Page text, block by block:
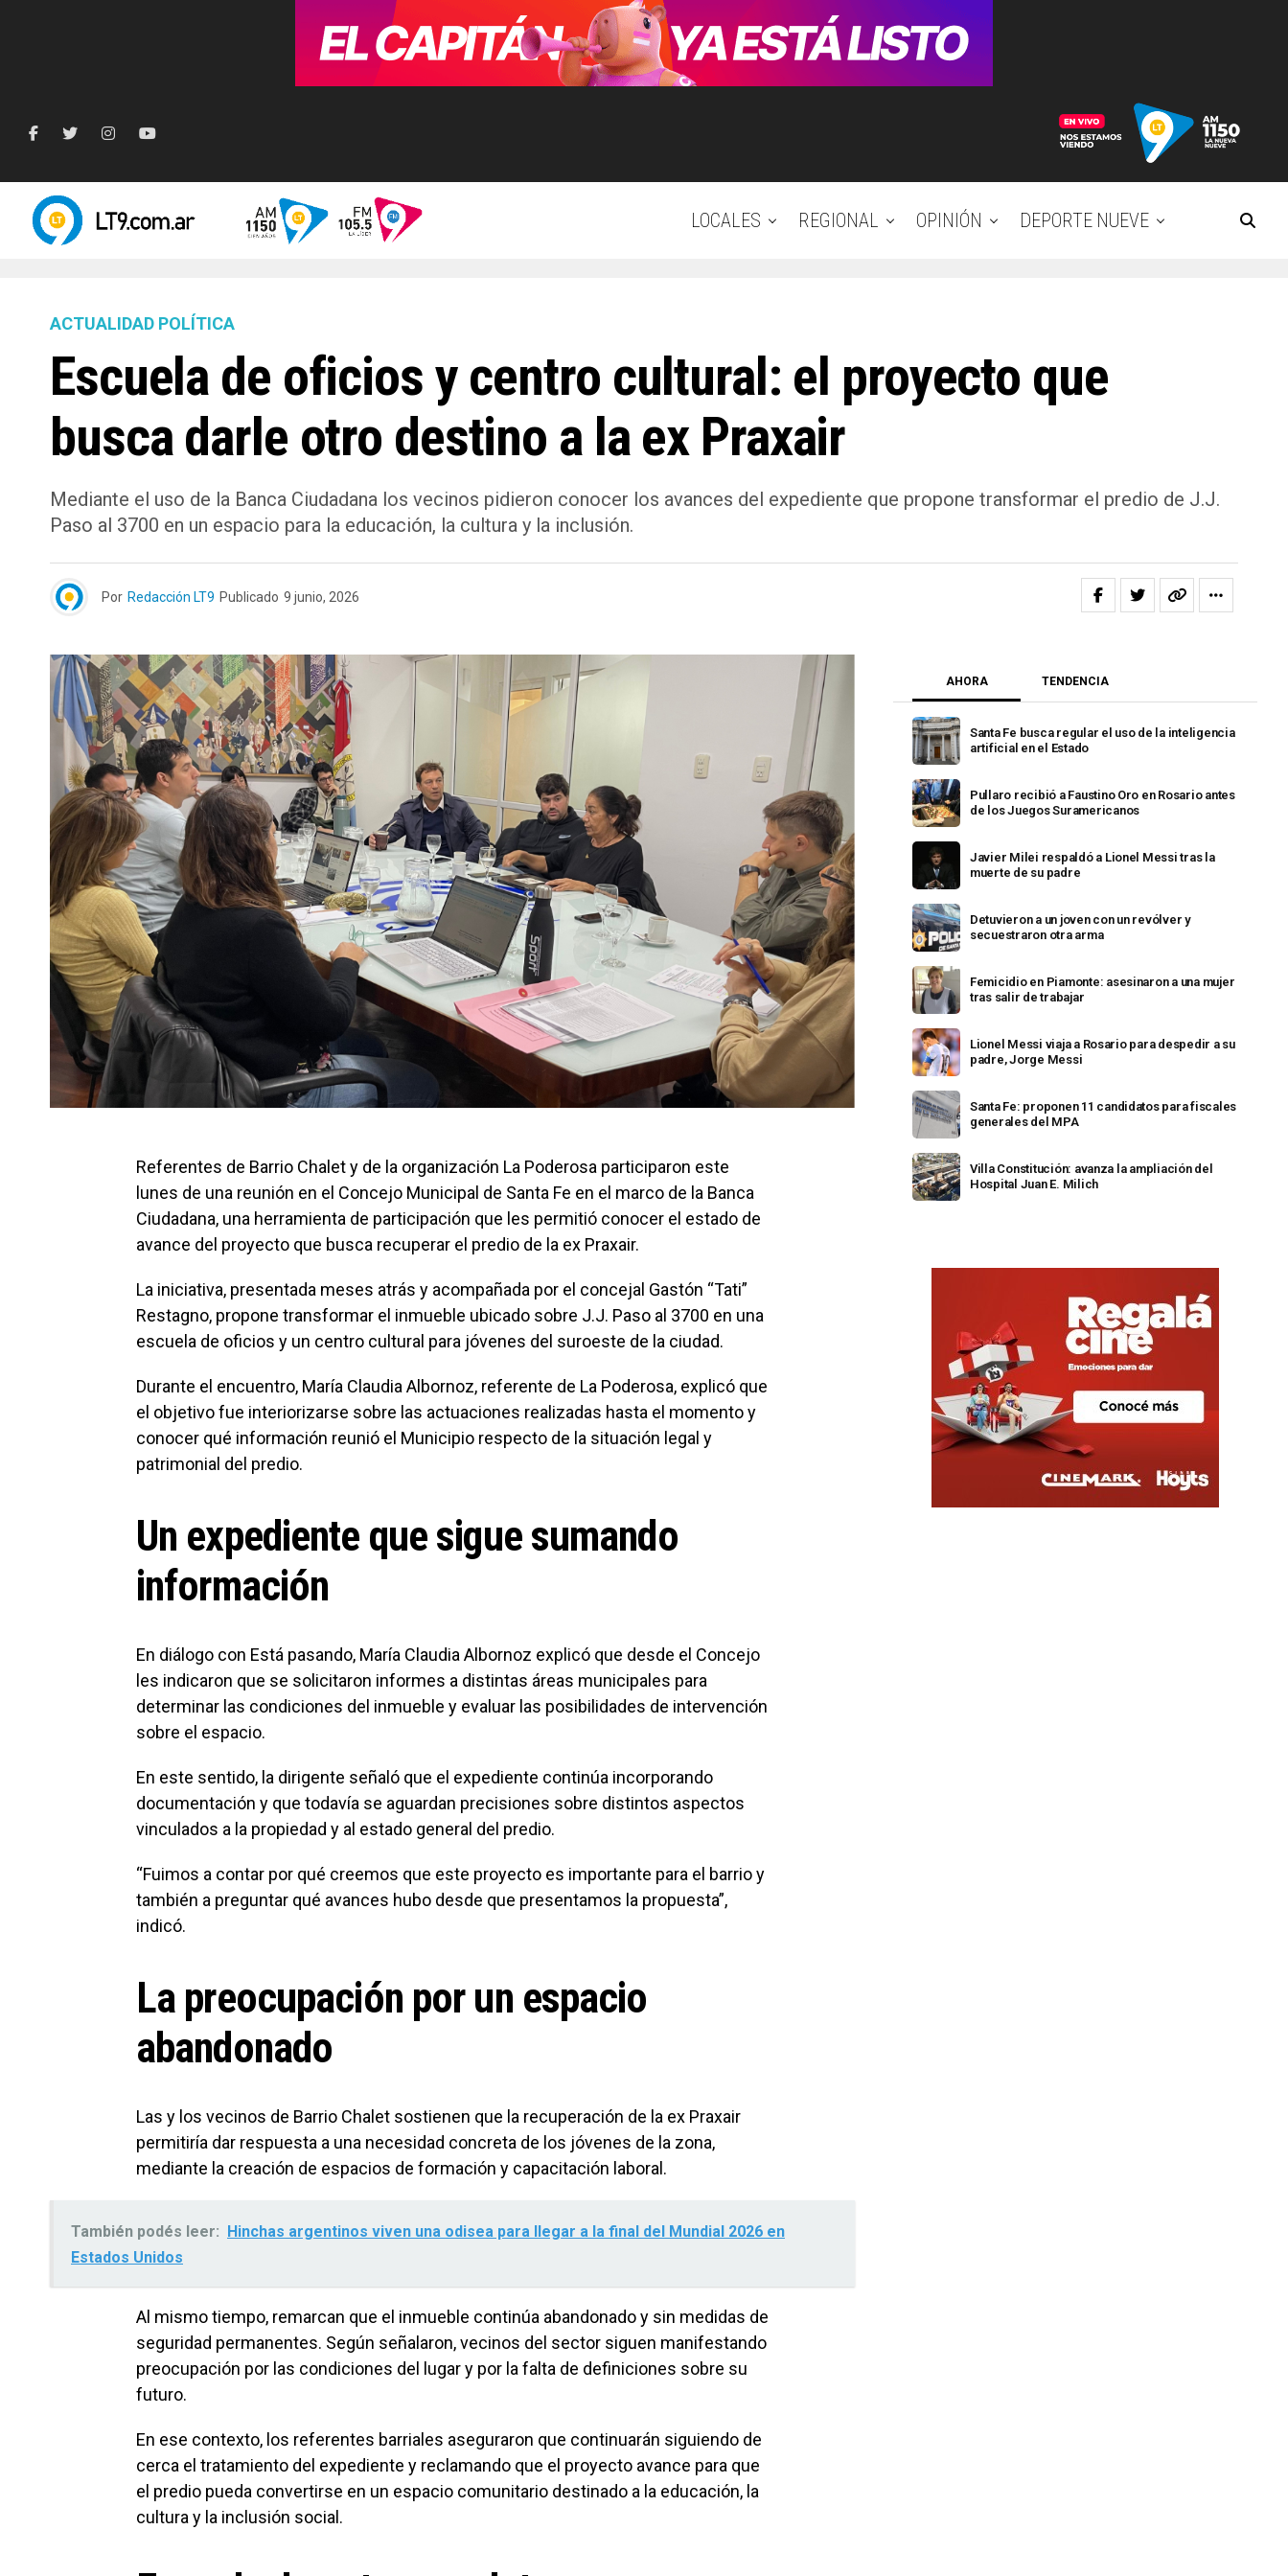
LOCALES REGIONAL OPINIÓN DEPORTE NUEVE
ACTUALIDAD POLÍTICA
Escuela de oficios y centro cultural: el proyecto que
busca darle otro destino a la ex Praxair
Mediante el uso de la Banca Ciudadana los vecinos pidieron conocer los avances del expediente que propone transformar el predio de J.J.
Paso al 3700 en un espacio para la educación, la cultura y la inclusión.
Por Redacción LT9 Publicado 9 junio, 2026
Referentes de Barrio Chalet y de la organización La Poderosa participaron este
lunes de una reunión en el Concejo Municipal de Santa Fe en el marco de la Banca
Ciudadana, una herramienta de participación que les permitió conocer el estado de
avance del proyecto que busca recuperar el predio de la ex Praxair.
La iniciativa, presentada meses atrás y acompañada por el concejal Gastón “Tati”
Restagno, propone transformar el inmueble ubicado sobre J.J. Paso al 3700 en una
escuela de oficios y un centro cultural para jóvenes del suroeste de la ciudad.
Durante el encuentro, María Claudia Albornoz, referente de La Poderosa, explicó que
el objetivo fue interiorizarse sobre las actuaciones realizadas hasta el momento y
conocer qué información reunió el Municipio respecto de la situación legal y
patrimonial del predio.
Un expediente que sigue sumando
información
En diálogo con Está pasando, María Claudia Albornoz explicó que desde el Concejo
les indicaron que se solicitaron informes a distintas áreas municipales para
determinar las condiciones del inmueble y evaluar las posibilidades de intervención
sobre el espacio.
En este sentido, la dirigente señaló que el expediente continúa incorporando
documentación y que todavía se aguardan precisiones sobre distintos aspectos
vinculados a la propiedad y al estado general del predio.
“Fuimos a contar por qué creemos que este proyecto es importante para el barrio y
también a preguntar qué avances hubo desde que presentamos la propuesta”,
indicó.
La preocupación por un espacio
abandonado
Las y los vecinos de Barrio Chalet sostienen que la recuperación de la ex Praxair
permitiría dar respuesta a una necesidad concreta de los jóvenes de la zona,
mediante la creación de espacios de formación y capacitación laboral.
También podés leer: Hinchas argentinos viven una odisea para llegar a la final del Mundial 2026 en
Estados Unidos
Al mismo tiempo, remarcan que el inmueble continúa abandonado y sin medidas de
seguridad permanentes. Según señalaron, vecinos del sector siguen manifestando
preocupación por las condiciones del lugar y por la falta de definiciones sobre su
futuro.
En ese contexto, los referentes barriales aseguraron que continuarán siguiendo de
cerca el tratamiento del expediente y reclamando que el proyecto avance para que
el predio pueda convertirse en un espacio comunitario destinado a la educación, la
cultura y la inclusión social.
AHORA TENDENCIA
Santa Fe busca regular el uso de la inteligencia
artificial en el Estado
Pullaro recibió a Faustino Oro en Rosario antes
de los Juegos Suramericanos
Javier Milei respaldó a Lionel Messi tras la
muerte de su padre
Detuvieron a un joven con un revólver y
secuestraron otra arma
Femicidio en Piamonte: asesinaron a una mujer
tras salir de trabajar
Lionel Messi viaja a Rosario para despedir a su
padre, Jorge Messi
Santa Fe: proponen 11 candidatos para fiscales
generales del MPA
Villa Constitución: avanza la ampliación del
Hospital Juan E. Milich